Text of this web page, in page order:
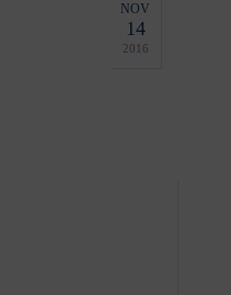
NOV
14
2016